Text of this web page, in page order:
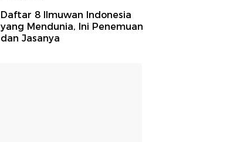
Daftar 8 Ilmuwan Indonesia
yang Mendunia, Ini Penemuan
dan Jasanya